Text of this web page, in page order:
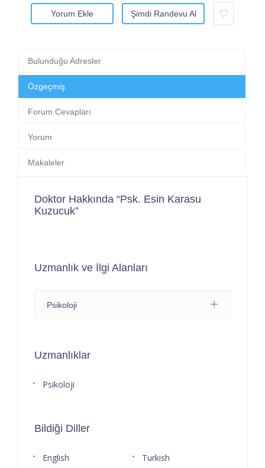
Yorum Ekle Şimdi Randevu Al
Bulunduğu Adresler
Özgeçmiş
Forum Cevapları
Yorum
Makaleler
Doktor Hakkında “Psk. Esin Karasu
Kuzucuk”
Uzmanlık ve İlgi Alanları
Psikoloji
Uzmanlıklar
Psikoloji
Bildiği Diller
English Turkish